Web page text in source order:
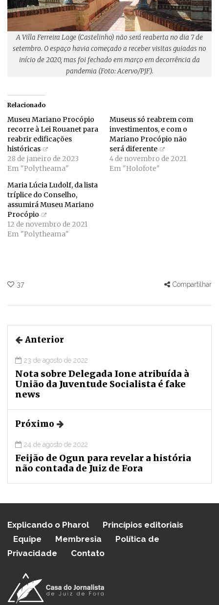
A Villa Ferreira Lage (Castelinho) não será reaberta no dia 7 de
setembro. O espaço havia começado a receber visitas guiadas no
início de 2020, mas foi fechado em março em decorrência da
pandemia (Foto: Acervo/PJF).
Relacionado
Museu Mariano Procópio
recorre à Lei Rouanet para
reabrir edificações
históricas
28 de janeiro de 2023
Em "Polytheama"
Museus só reabrem com
investimentos, e com o
Mariano Procópio não
será diferente
4 de novembro de 2021
Em "Holofote"
Maria Lúcia Ludolf, da lista
tríplice do Conselho,
assumirá Museu Mariano
Procópio
12 de novembro de 2021
Em "Polytheama"
37 Compartilhar
Anterior
23 de agosto de 2022
Nota sobre Delegada Ione atribuída à
União da Juventude Socialista é fake
news
Próximo
24 de agosto de 2022
Feijão de Ogun para revelar a história
não contada de Juiz de Fora
Explicando o Pharol
Princípios editoriais
Equipe
Membresia
Política de
Privacidade
Contato